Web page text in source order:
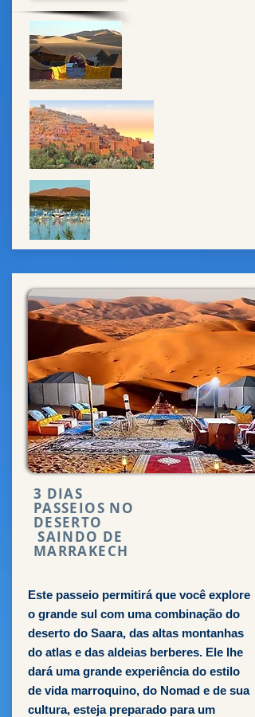
3 DIAS
PASSEIOS NO
DESERTO
SAINDO DE
MARRAKECH
Este passeio permitirá que você explore
o grande sul com uma combinação do
deserto do Saara, das altas montanhas
do atlas e das aldeias berberes. Ele lhe
dará uma grande experiência do estilo
de vida marroquino, do Nomad e de sua
cultura, esteja preparado para um